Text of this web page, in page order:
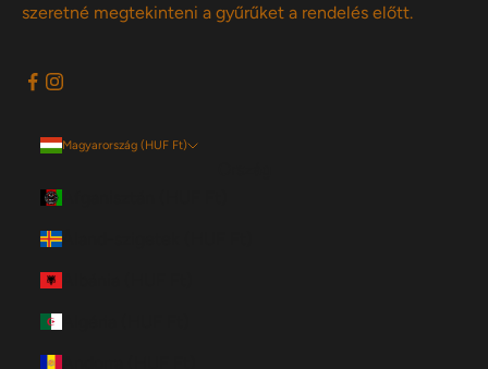
szeretné megtekinteni a gyűrűket a rendelés előtt.
Magyarország (HUF Ft)
Åland-szigetek (HUF Ft)